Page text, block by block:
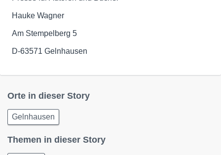
Hauke Wagner
Am Stempelberg 5
D-63571 Gelnhausen
Orte in dieser Story
Gelnhausen
Themen in dieser Story